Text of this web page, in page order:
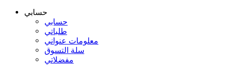
حسابي
حسابي
طلباتي
معلومات عنواني
سلة التسوق
مفضلاتي